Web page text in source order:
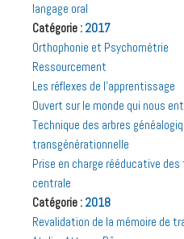
langage oral
Catégorie : 2017
Orthophonie et Psychométrie
Ressourcement
Les réflexes de l’apprentissage
Ouvert sur le monde qui nous
Technique des arbres
transgénérationnelle
Prise en charge rééducative des
centrale
Catégorie : 2018
Revalidation de la mémoire de